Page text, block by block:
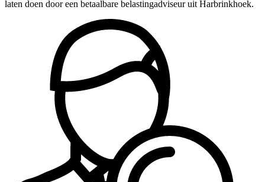
laten doen door een betaalbare belastingadviseur uit Harbrinkhoek.